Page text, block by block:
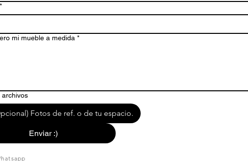
*
mi mueble a medida *
archivos
Fotos de ref. o de tu espacio.
Enviar :)